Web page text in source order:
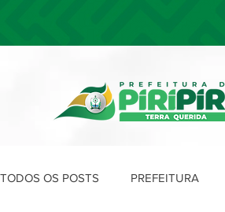
TODOS OS POSTS PREFEITURA